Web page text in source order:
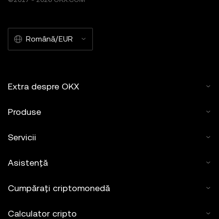
Română/EUR
Extra despre OKX
Produse
Servicii
Asistență
Cumpărați criptomonedă
Calculator cripto